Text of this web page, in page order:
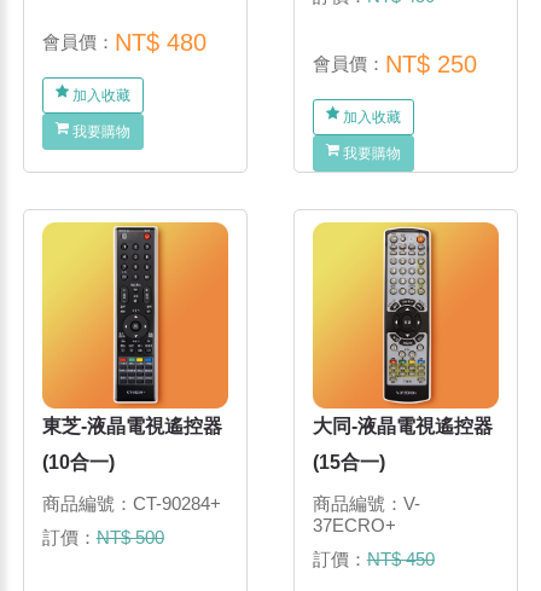
會員價： NT$ 480
加入收藏
我要購物
會員價： NT$ 250
加入收藏
我要購物
東芝-液晶電視遙控器
(10合一)
商品編號：CT-90284+
訂價：NT$ 500
大同-液晶電視遙控器
(15合一)
商品編號：V-
37ECRO+
訂價：NT$ 450